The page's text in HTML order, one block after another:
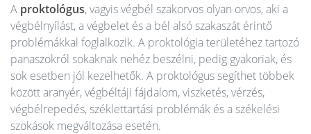
A proktológus, vagyis végbél szakorvos olyan orvos, aki a
végbélnyílást, a végbelet és a bél alsó szakaszát érintő
problémákkal foglalkozik. A proktológia területéhez tartozó
panaszokról sokaknak nehéz beszélni, pedig gyakoriak, és
sok esetben jól kezelhetők. A proktológus segíthet többek
között aranyér, végbéltáji fájdalom, viszketés, vérzés,
végbélrepedés, széklettartási problémák és a székelési
szokások megváltozása esetén.